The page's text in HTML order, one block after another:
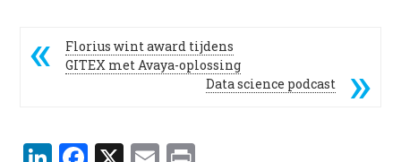
Florius wint award tijdens
GITEX met Avaya-oplossing
Data science podcast